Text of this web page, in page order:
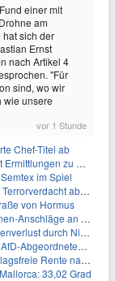
einer mit
am
sich der
Ernst
nach Artikel 4
"Für
sind, wo wir
wie unsere
vor 1 Stunde
Chef-Titel ab
zu Drohnenvorfall
im Spiel
abschieben
von Hormus
an Flughäfen
durch Niedrigwasser
Nolte
nach 45 Jahren
33,02 Grad